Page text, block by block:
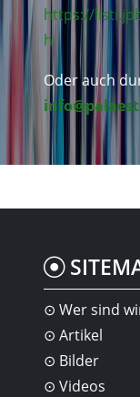
https://
h
Oder auch
Wer sind
Artikel
Bilder
Videos